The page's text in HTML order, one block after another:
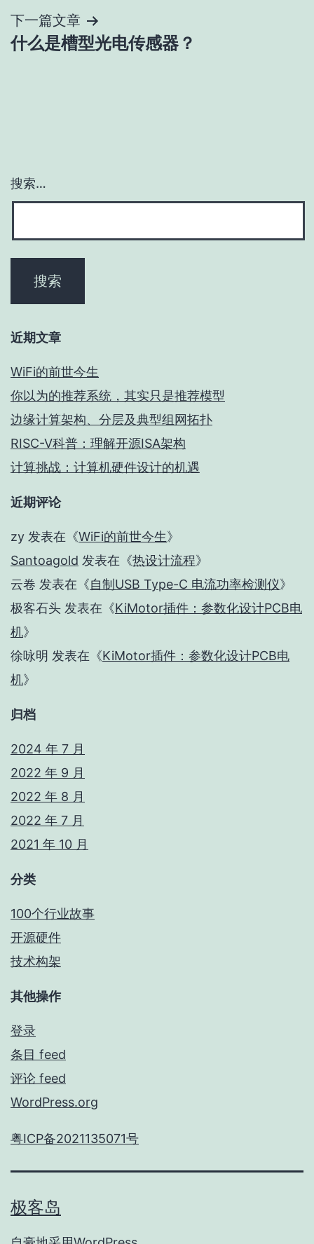
航
下一篇文章
什么是槽型光电传感器？
搜索…
近期文章
WiFi的前世今生
你以为的推荐系统，其实只是推荐模型
边缘计算架构、分层及典型组网拓扑
RISC-V科普：理解开源ISA架构
计算挑战：计算机硬件设计的机遇
近期评论
zy 发表在《WiFi的前世今生》
Santoagold 发表在《热设计流程》
云卷 发表在《自制USB Type-C 电流功率检测仪》
极客石头 发表在《KiMotor插件：参数化设计PCB电
机》
徐咏明 发表在《KiMotor插件：参数化设计PCB电
机》
归档
2024 年 7 月
2022 年 9 月
2022 年 8 月
2022 年 7 月
2021 年 10 月
分类
100个行业故事
开源硬件
技术构架
其他操作
登录
条目 feed
评论 feed
WordPress.org
粤ICP备2021135071号
极客岛